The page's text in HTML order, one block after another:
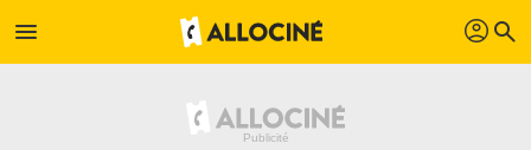
menu profil search